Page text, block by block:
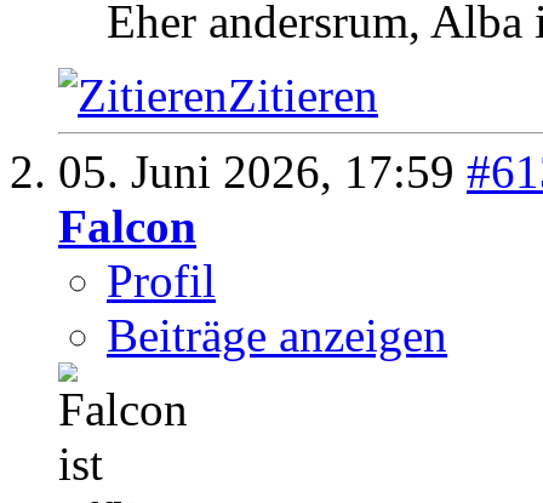
Eher andersrum, Alba
Zitieren
05. Juni 2026, 17:59
Falcon
Profil
Beiträge anzeigen